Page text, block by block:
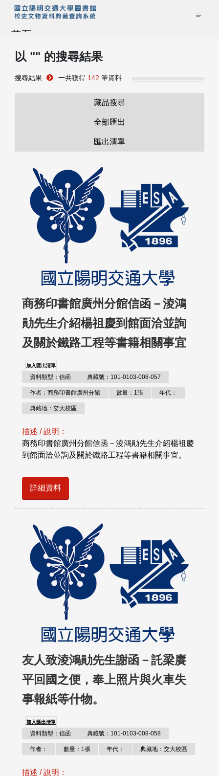
首頁
藏品查詢
管理者登入
以 "" 的搜尋結果
搜尋結果 一共獲得 142 筆資料
藏品搜尋
全部匯出
匯出清單
商務印書館廣州分館信函－淩鴻
勛先生介紹楊祖慶到館面洽並詢
及關於鐵路工程等書籍相關事宜
加入匯出清單
資料類型：信函 典藏號：101-0103-008-057
作者：商務印書館廣州分館 數量：1張 年代：
典藏地：交大校區
描述 / 說明：
商務印書館廣州分館信函－淩鴻勛先生介紹楊祖慶
到館面洽並詢及關於鐵路工程等書籍相關事宜。
詳細資料
友人致淩鴻勛先生謝函－託梁賡
平回國之便，奉上照片與火車失
事報紙等什物。
加入匯出清單
資料類型：信函 典藏號：101-0103-008-058
作者： 數量：1張 年代： 典藏地：交大校區
描述 / 說明：